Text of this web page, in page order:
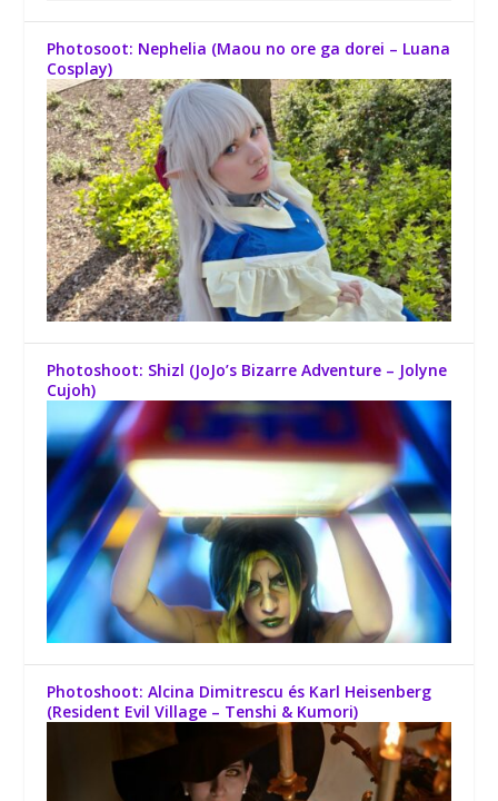
Photosoot: Nephelia (Maou no ore ga dorei – Luana
Cosplay)
Photoshoot: Shizl (JoJo’s Bizarre Adventure – Jolyne
Cujoh)
Photoshoot: Alcina Dimitrescu és Karl Heisenberg
(Resident Evil Village – Tenshi & Kumori)